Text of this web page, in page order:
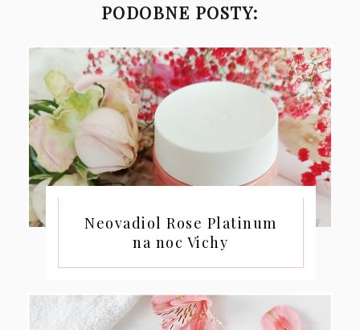
PODOBNE POSTY:
Neovadiol Rose Platinum
na noc Vichy